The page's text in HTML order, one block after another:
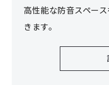
高性能な防音スペー
きます。